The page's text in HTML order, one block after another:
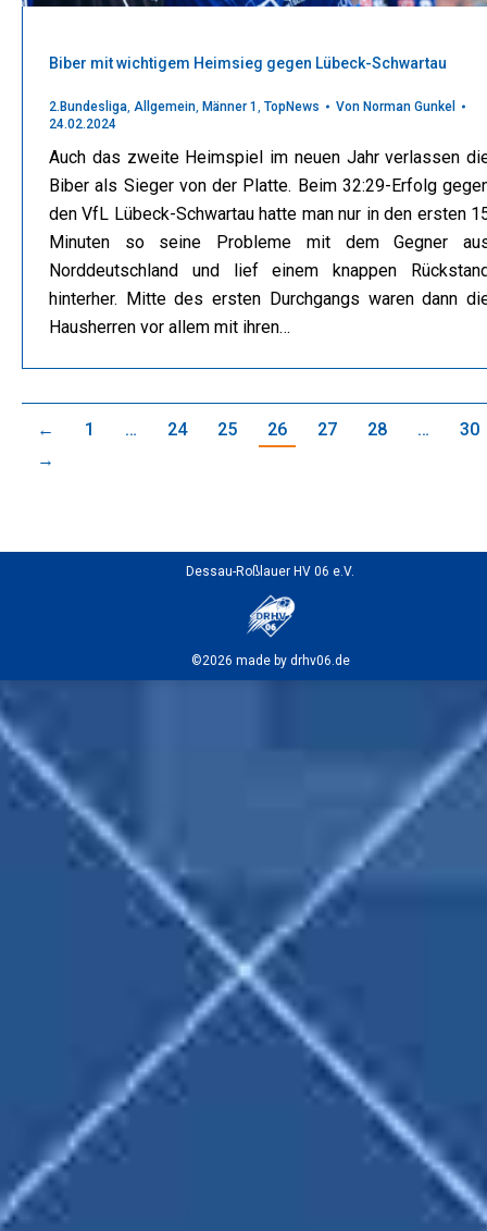
Biber mit wichtigem Heimsieg gegen Lübeck-Schwartau
2.Bundesliga, Allgemein, Männer 1 , TopNews Von Norman Gunkel
24.02.2024
Auch das zweite Heimspiel im neuen Jahr verlassen
Biber als Sieger von der Platte. Beim 32:29-Erfolg
den VfL Lübeck-Schwartau hatte man nur in den ersten
Minuten so seine Probleme mit dem Gegner
Norddeutschland und lief einem knappen
hinterher. Mitte des ersten Durchgangs waren dann
Hausherren vor allem mit ihren…
← 1 … 24 25 26 27 28 …
30
→
Dessau-Roßlauer HV 06 e.V.
©2026 made by drhv06.de